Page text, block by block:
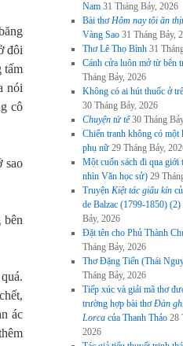
đôi
tấm
nói
cô
sao
ác
Nam 31 Tháng Bảy, 2026
Bài thơHôm nay tôi ăn thịt
Vàng Sao 31 Tháng Bảy,
Thơ Lê Thọ Bình 31
Cánh cửa luôn mở từ bên
Tháng Bảy, 2026
Không có ai hút thuốc ở
30 Tháng Bảy, 2026
Chuyện tử tế 30 Tháng
Chiến tranh không có một
phụ nữ 29 Tháng Bảy,
Một cuốn sách đi qua giới
nhìn Văn học sử) 29
Truyện Kiệt tác giấu kín
de Balzac (1799-1850) (2)
Bảy, 2026
Đặt tên cho Phủ Thành
Tháng Bảy, 2026
Thơ Đặng Tiến (Thái
Tháng Bảy, 2026
Tiếp xúc và giải mã thơ
trường hợp bài thơĐàn
Lorcacủa Thanh Thảo 28
2026